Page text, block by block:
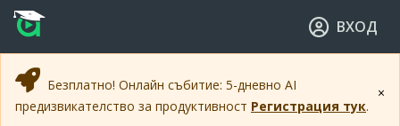
Прескочи към основното съдържание
Прескочи към навигацията
ВХОД
×
Безплатно! Онлайн събитие: 5-дневно AI
предизвикателство за продуктивност Регистрация тук.